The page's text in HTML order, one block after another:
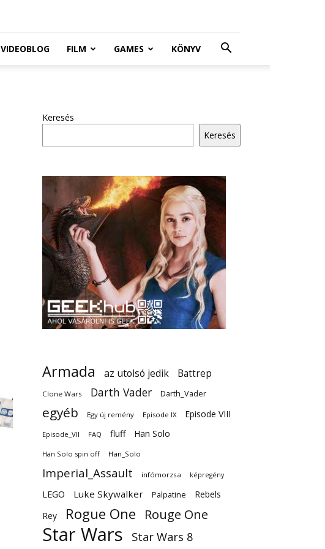
VIDEOBLOG FILM GAMES KÖNYV
Keresés
Keresés
Armada az utolsó jedik Battrep
Clone Wars Darth Vader Darth_Vader
egyéb Egy új remény Episode IX Episode VIII
Episode_VII FAQ fluff Han Solo
Han Solo spin off Han_Solo
Imperial_Assault infómorzsa képregény
LEGO Luke Skywalker Palpatine
Rebels
Rey
Rogue One Rouge One
Star Wars Star Wars 8